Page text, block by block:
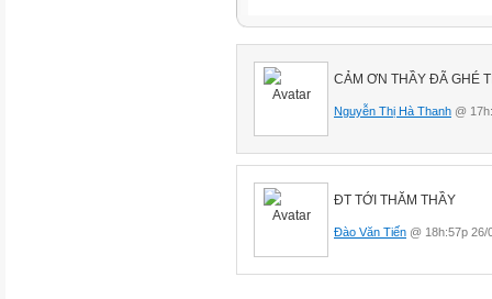
CẢM ƠN THẦY ĐÃ GHÉ
Nguyễn Thị Hà Thanh @
ĐT TỚI THĂM THẦY
Đào Văn Tiến @ 18h:57p 26/